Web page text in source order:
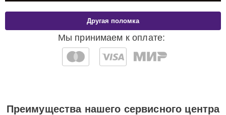
Мы принимаем к оплате:
Другая поломка
Преимущества нашего сервисного центра